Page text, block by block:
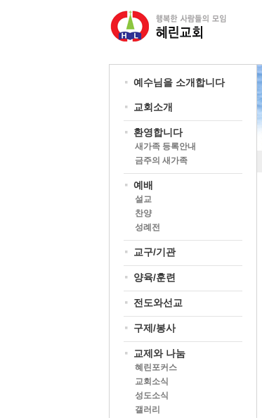
예수님을 소개합니다
교회소개
환영합니다
새가족 등록안내
금주의 새가족
예배
설교
찬양
성례전
교구/기관
양육/훈련
전도와선교
구제/봉사
교제와 나눔
혜린포커스
교회소식
성도소식
갤러리